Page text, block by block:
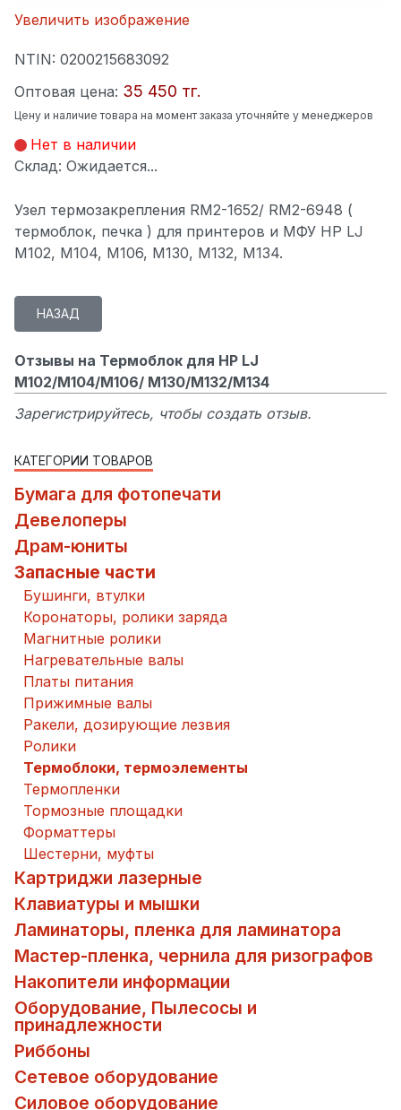
Увеличить изображение
NTIN: 0200215683092
Оптовая цена: 35 450 тг.
Цену и наличие товара на момент заказа уточняйте у менеджеров
Нет в наличии
Склад: Ожидается...
Узел термозакрепления RM2-1652/ RM2-6948 (
термоблок, печка ) для принтеров и МФУ HP LJ
M102, M104, M106, M130, M132, M134.
Отзывы на Термоблок для HP LJ
M102/M104/M106/ M130/M132/M134
Зарегистрируйтесь, чтобы создать отзыв.
КАТЕГОРИИ ТОВАРОВ
Бумага для фотопечати
Девелоперы
Драм-юниты
Запасные части
Бушинги, втулки
Коронаторы, ролики заряда
Магнитные ролики
Нагревательные валы
Платы питания
Прижимные валы
Ракели, дозирующие лезвия
Ролики
Термоблоки, термоэлементы
Термопленки
Тормозные площадки
Форматтеры
Шестерни, муфты
Картриджи лазерные
Клавиатуры и мышки
Ламинаторы, пленка для ламинатора
Мастер-пленка, чернила для ризографов
Накопители информации
Оборудование, Пылесосы и
принадлежности
Риббоны
Сетевое оборудование
Силовое оборудование